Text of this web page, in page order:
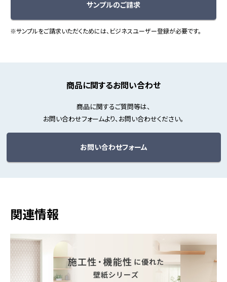
サンプルのご請求
※サンプルをご請求いただくためには、ビジネスユーザー登録が必要です。
商品に関するお問い合わせ
商品に関するご質問等は、
お問い合わせフォームより、お問い合わせください。
お問い合わせフォーム
関連情報